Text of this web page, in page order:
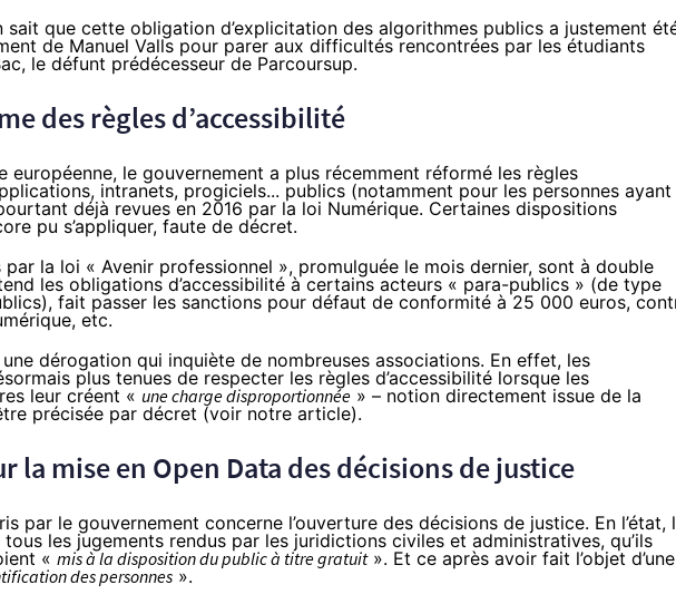
que cette obligation d’explicitation des algorithmes publics a justement
de Manuel Valls pour parer aux difficultés rencontrées par les étudiants
le défunt prédécesseur de Parcoursup.
des règles d’accessibilité
européenne, le gouvernement a plus récemment réformé les règles
intranets, progiciels... publics (notamment pour les personnes ayant
déjà revues en 2016 par la loi Numérique. Certaines dispositions
pu s’appliquer, faute de décret.
la loi « Avenir professionnel », promulguée le mois dernier, sont à double
les obligations d’accessibilité à certains acteurs « para-publics » (de type
fait passer les sanctions pour défaut de conformité à 25 000 euros,
etc.
dérogation qui inquiète de nombreuses associations. En effet, les
plus tenues de respecter les règles d’accessibilité lorsque les
leur créent « une charge disproportionnée » – notion directement issue de la
précisée par décret (voir notre article).
la mise en Open Data des décisions de justice
par le gouvernement concerne l’ouverture des décisions de justice. En l’état,
les jugements rendus par les juridictions civiles et administratives, qu’ils
« misà la disposition du public à titre gratuit». Et ce après avoir fait l’objet d’une
des personnes ».